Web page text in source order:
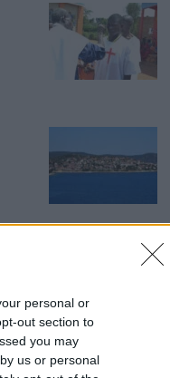
personal or
out section to
you may
us or personal